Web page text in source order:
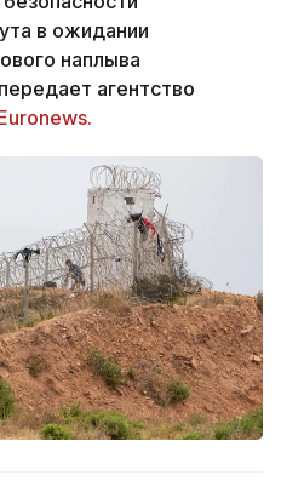
в ожидании
наплыва
агентство